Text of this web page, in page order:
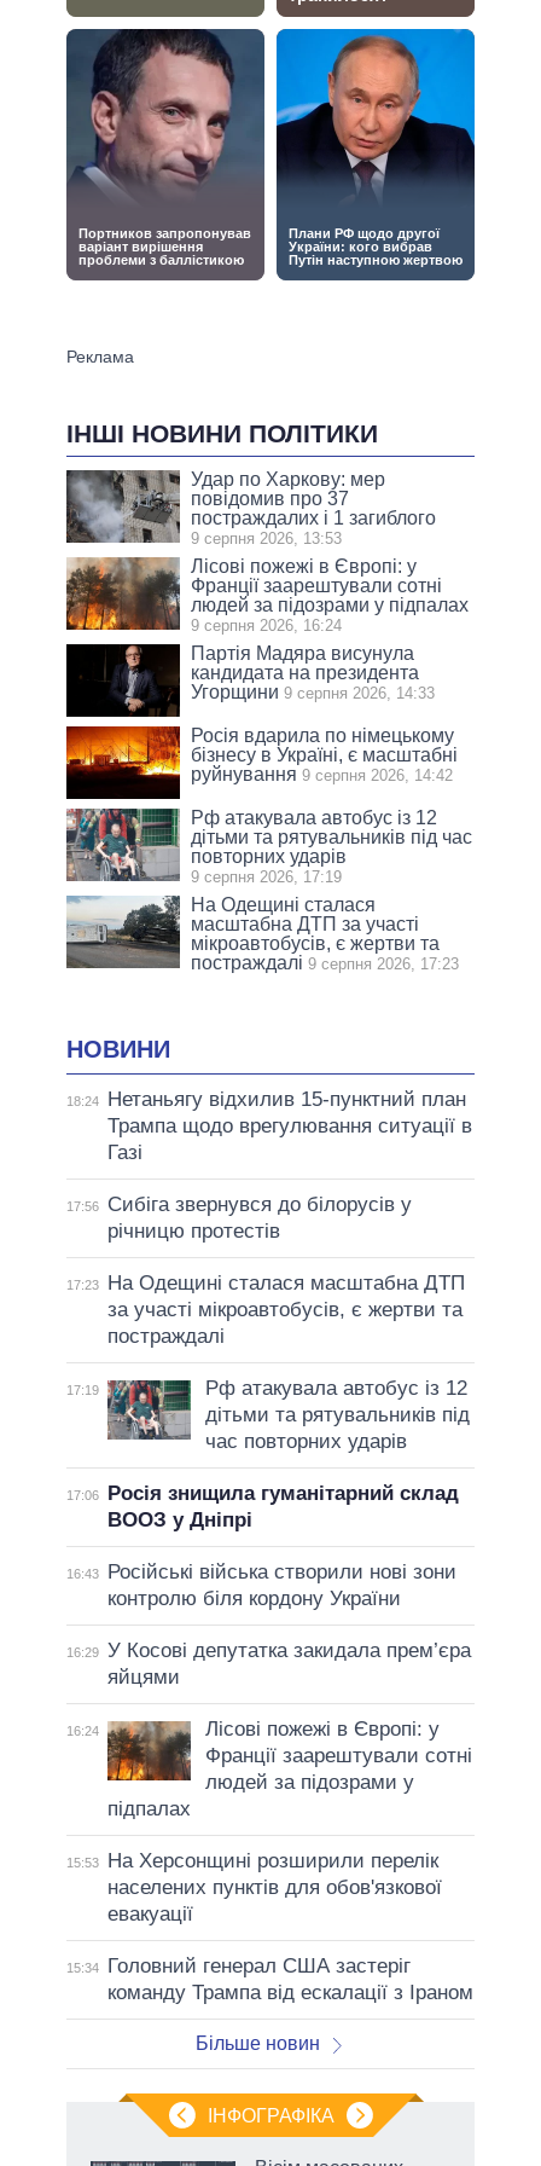
ІНШІ НОВИНИ ПОЛІТИКИ
Удар по Харкову: мер
повідомив про 37
постраждалих і 1 загиблого
9 серпня 2026, 13:53
Лісові пожежі в Європі: у
Франції заарештували сотні
людей за підозрами у підпалах
9 серпня 2026, 16:24
Партія Мадяра висунула
кандидата на президента
Угорщини 9 серпня 2026, 14:33
Росія вдарила по німецькому
бізнесу в Україні, є масштабні
руйнування 9 серпня 2026, 14:42
Рф атакувала автобус із 12
дітьми та рятувальників під час
повторних ударів
9 серпня 2026, 17:19
На Одещині сталася
масштабна ДТП за участі
мікроавтобусів, є жертви та
постраждалі 9 серпня 2026, 17:23
НОВИНИ
18:24
Нетаньягу відхилив 15-пунктний план
Трампа щодо врегулювання ситуації в
Газі
17:56
Сибіга звернувся до білорусів у
річницю протестів
17:23
На Одещині сталася масштабна ДТП
за участі мікроавтобусів, є жертви та
постраждалі
17:19
Рф атакувала автобус із 12
дітьми та рятувальників під
час повторних ударів
17:06
Росія знищила гуманітарний склад
ВООЗ у Дніпрі
16:43
Російські війська створили нові зони
контролю біля кордону України
16:29 У Косові депутатка закидала прем’єра
яйцями
16:24
Лісові пожежі в Європі: у
Франції заарештували сотні
людей за підозрами у
підпалах
15:53
На Херсонщині розширили перелік
населених пунктів для обов'язкової
евакуації
15:34
Головний генерал США застеріг
команду Трампа від ескалації з Іраном
Більше новин
ІНФОГРАФІКА